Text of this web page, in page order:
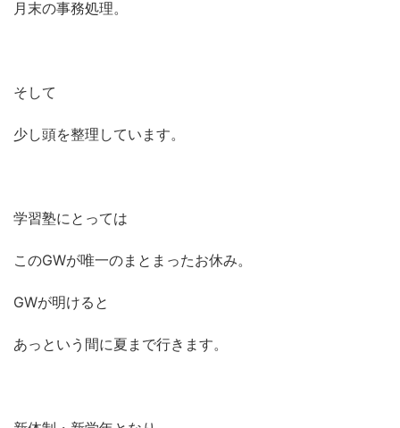
月末の事務処理。
そして
少し頭を整理しています。
学習塾にとっては
このGWが唯一のまとまったお休み。
GWが明けると
あっという間に夏まで行きます。